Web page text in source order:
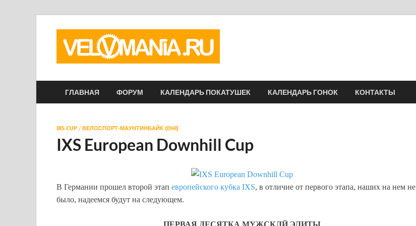
ГЛАВНАЯ ФОРУМ КАЛЕНДАРЬ ПОКАТУШЕК КАЛЕНДАРЬ ГОНОК КОНТАКТЫ
IXS CUP / ВЕЛОСПОРТ-МАУНТИНБАЙК (DHI)
IXS European Downhill Cup
В Германии прошел второй этап европейского кубка IXS, в отличие от первого этапа, наших на нем не
было, надеемся будут на следующем.
ПЕРВАЯ ДЕСЯТКА МУЖСКЛЙ ЭЛИТЫ